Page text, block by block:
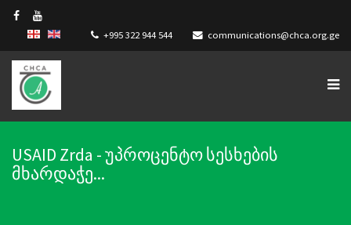
+995 322 944 544 communications@chca.org.ge
USAID Zrda - უპროცენტო სესხების
მხარდაჭე...